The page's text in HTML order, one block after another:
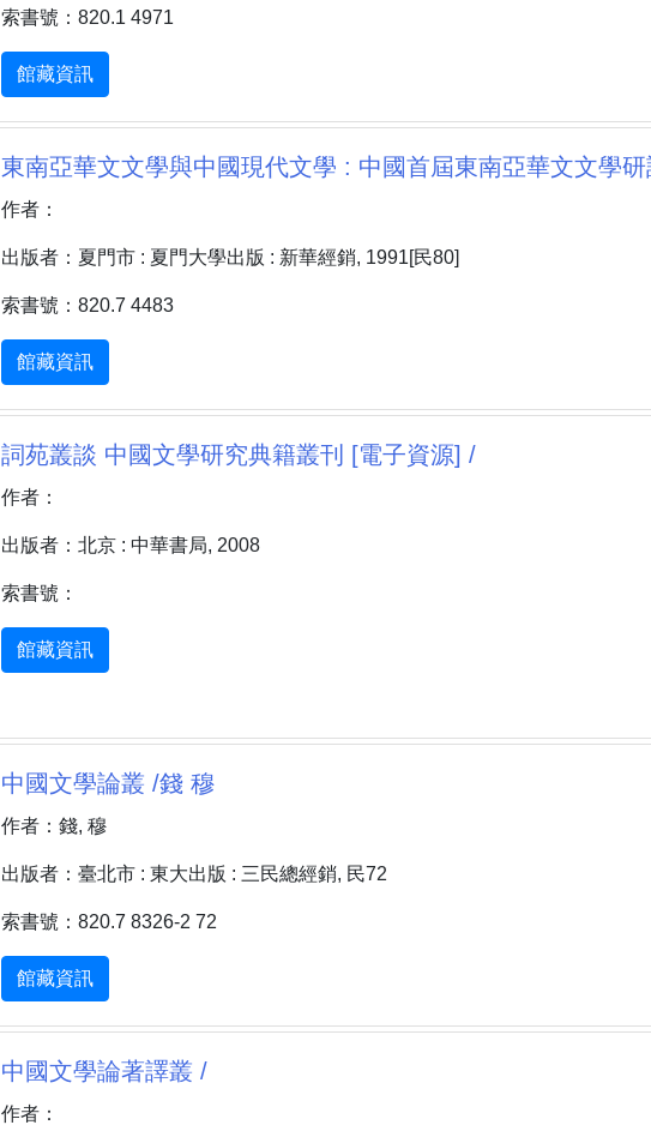
索書號：820.1 4971
館藏資訊
東南亞華文文學與中國現代文學 : 中國首屆東南亞華文文學
作者：
出版者：夏門市 : 夏門大學出版 : 新華經銷, 1991[民80]
索書號：820.7 4483
館藏資訊
詞苑叢談 中國文學研究典籍叢刊 [電子資源] /
作者：
出版者：北京 : 中華書局, 2008
索書號：
館藏資訊
中國文學論叢 /錢 穆
作者：錢, 穆
出版者：臺北市 : 東大出版 : 三民總經銷, 民72
索書號：820.7 8326-2 72
館藏資訊
中國文學論著譯叢 /
作者：